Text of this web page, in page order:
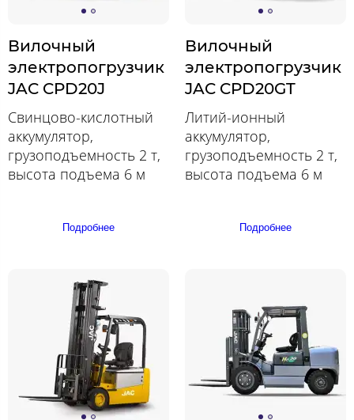
Вилочный
электропогрузчик
JAC CPD20J
Свинцово-кислотный
аккумулятор,
грузоподъемность 2 т,
высота подъема 6 м
Подробнее
Вилочный
электропогрузчик
JAC CPD20GT
Литий-ионный
аккумулятор,
грузоподъемность 2 т,
высота подъема 6 м
Подробнее